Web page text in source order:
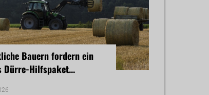
Bauern fordern ein
Dürre-Hilfspaket...
LK-
ist ein